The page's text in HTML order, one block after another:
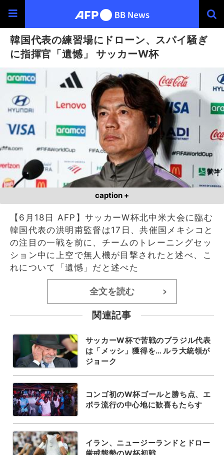
韓国代表の練習場にドローン、スパイ騒ぎ
に指揮官「遺憾」 サッカーW杯
caption +
【6月18日 AFP】サッカーW杯北中米大会に臨む
韓国代表の洪明甫監督は17日、共催国メキシコと
の注目の一戦を前に、チームのトレーニングセッ
ション中に上空で無人機が目撃されたと述べ、こ
れについて「遺憾」だと述べた
全文を読む >
関連記事
サッカーW杯で苦戦のブラジル代表
は「メッシ」獲得を… ルラ大統領が
ジョーク
コンゴ初のW杯ゴールと勝ち点、エ
ボラ流行の中心地に歓喜もたらす
イラン、ニュージーランドとドロー
厳戒態勢のW杯初戦